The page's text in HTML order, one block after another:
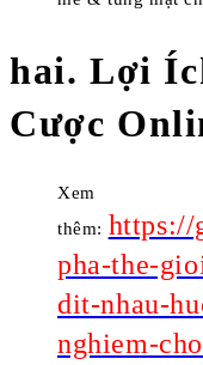
hai. Lợi
Cược
Xem
thêm: https://
pha-the-
dit-nhau-
nghiem-